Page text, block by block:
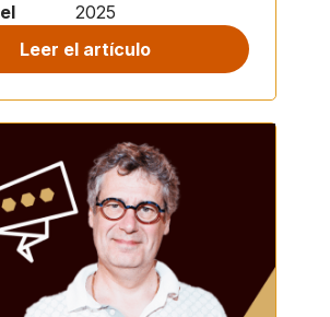
2025
Leer el artículo